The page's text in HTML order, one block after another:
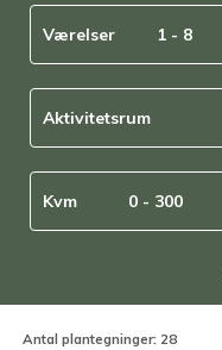
Værelser 1 - 8
Aktivitetsrum
Kvm 0 - 300
Antal plantegninger: 28